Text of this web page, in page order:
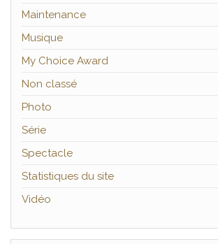
Maintenance
Musique
My Choice Award
Non classé
Photo
Série
Spectacle
Statistiques du site
Vidéo